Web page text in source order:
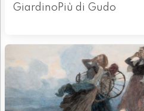
GiardinoPiù di Gudo